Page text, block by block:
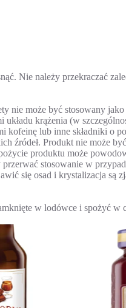
Nie należy przekraczać
może być stosowany
krążenia (w
lub inne składniki o
źródeł. Produkt nie może
produktu może
stosowanie w
się osad i krystalizacja są
w lodówce i spożyć w